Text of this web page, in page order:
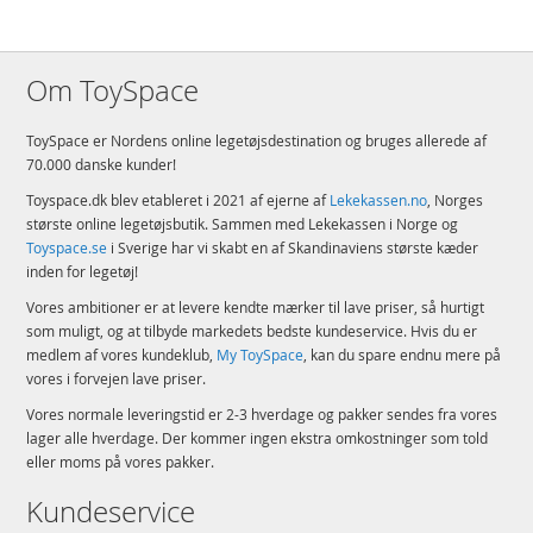
Detaljer:
Antall klosser: 261
Produktdetaljer
Model
5702017584966
Mærke LEGO
Om ToySpace
ToySpace er Nordens online legetøjsdestination og bruges allerede af
70.000 danske kunder!
Toyspace.dk blev etableret i 2021 af ejerne afLekekassen.no, Norges
største online legetøjsbutik. Sammen med Lekekassen i Norge og
Toyspace.se i Sverige har vi skabt en af Skandinaviens største kæder
inden for legetøj!
Vores ambitioner er at levere kendte mærker til lave priser, så hurtigt
som muligt, og at tilbyde markedets bedste kundeservice. Hvis du er
medlem af vores kundeklub, My ToySpace, kan du spare endnu mere på
vores i forvejen lave priser.
Vores normale leveringstid er 2-3 hverdage og pakker sendes fra vores
lager alle hverdage. Der kommer ingen ekstra omkostninger som told
eller moms på vores pakker.
Kundeservice